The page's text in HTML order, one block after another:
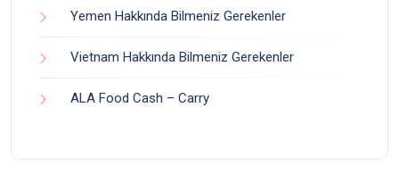
Yemen Hakkında Bilmeniz Gerekenler
Vietnam Hakkında Bilmeniz Gerekenler
ALA Food Cash – Carry